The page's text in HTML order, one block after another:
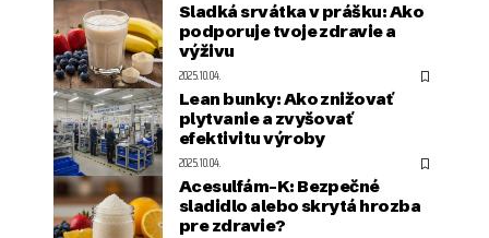
Sladká srvátka v prášku: Ako
podporuje tvoje zdravie a
výživu
2025.10.04.
Lean bunky: Ako znižovať
plytvanie a zvyšovať
efektivitu výroby
2025.10.04.
Acesulfám-K: Bezpečné
sladidlo alebo skrytá hrozba
pre zdravie?